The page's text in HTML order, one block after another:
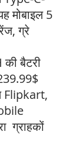
मोबाइल 5
ग्रे
Flipkart,
ग्राहकों